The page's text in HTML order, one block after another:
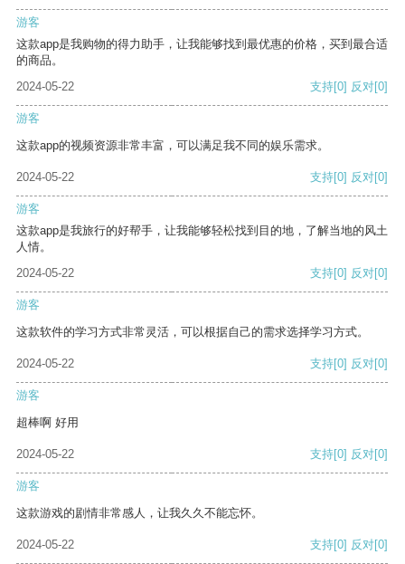
游客
这款app是我购物的得力助手，让我能够找到最优惠的价格，买到最合适
的商品。
2024-05-22
支持[0] 反对[0]
游客
这款app的视频资源非常丰富，可以满足我不同的娱乐需求。
2024-05-22 支持[0] 反对[0]
游客
这款app是我旅行的好帮手，让我能够轻松找到目的地，了解当地的风土
人情。
2024-05-22
支持[0] 反对[0]
游客
这款软件的学习方式非常灵活，可以根据自己的需求选择学习方式。
2024-05-22 支持[0] 反对[0]
游客
超棒啊 好用
2024-05-22 支持[0] 反对[0]
游客
这款游戏的剧情非常感人，让我久久不能忘怀。
2024-05-22 支持[0] 反对[0]